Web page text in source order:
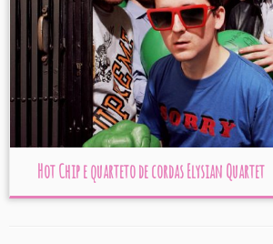
Hot Chip e quarteto de cordas Elysian Quartet